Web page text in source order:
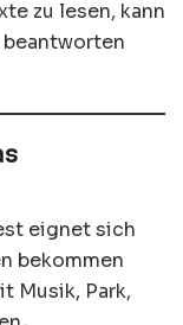
zu lesen, kann
beantworten
eignet sich
bekommen
Musik, Park,